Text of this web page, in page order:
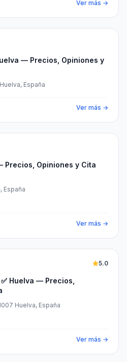
Ver más →
— Precios, Opiniones y
España
Ver más →
Precios, Opiniones y Cita
España
Ver más →
Huelva — Precios,
5.0
Huelva, España
Ver más →